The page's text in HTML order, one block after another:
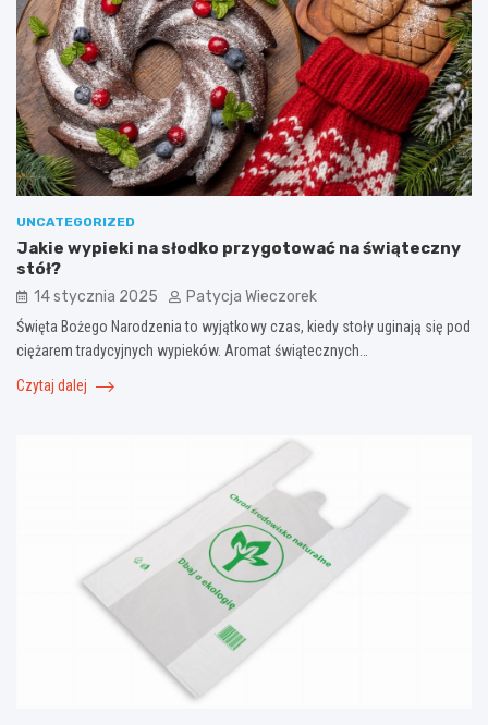
UNCATEGORIZED
Jakie wypieki na słodko przygotować na świąteczny
stół?
14 stycznia 2025 Patycja Wieczorek
Święta Bożego Narodzenia to wyjątkowy czas, kiedy stoły uginają się pod
ciężarem tradycyjnych wypieków. Aromat świątecznych…
Czytaj dalej